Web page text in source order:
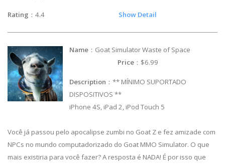
Rating ：4.4 Show Detail
Name ：Goat Simulator Waste of Space
Price ：$6.99
Description ：** MÍNIMO SUPORTADO
DISPOSITIVOS **
iPhone 4S, iPad 2, iPod Touch 5
Você já passou pelo apocalipse zumbi no Goat Z e fez amizade com
NPCs no mundo computadorizado do Goat MMO Simulator. O que
mais existiria para você fazer? A resposta é NADA! É por isso que